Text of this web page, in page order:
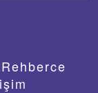
Rehberce